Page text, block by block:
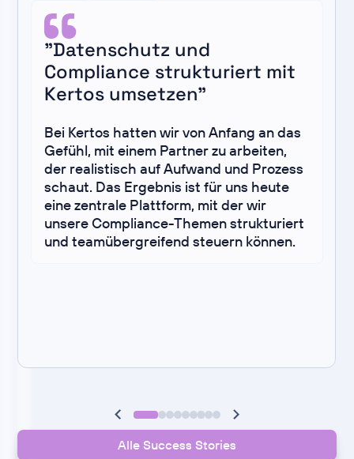
"Datenschutz und
Compliance strukturiert mit
Kertos umsetzen"
Bei Kertos hatten wir von Anfang an das
Gefühl, mit einem Partner zu arbeiten,
der realistisch auf Aufwand und Prozess
schaut. Das Ergebnis ist für uns heute
eine zentrale Plattform, mit der wir
unsere Compliance-Themen strukturiert
und teamübergreifend steuern können.
Alle Success Stories